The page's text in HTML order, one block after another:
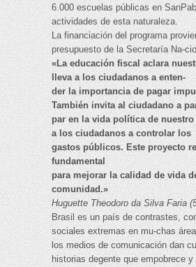
6.000 escuelas públicas en
actividades de esta naturaleza.
La financiación del programa
presupuesto de la Secretaría Na-
«La educación fiscal aclara
lleva a los ciudadanos a enten-
der la importancia de pagar
También invita al ciudadano a
par en la vida política de
a los ciudadanos a controlar los
gastos públicos. Este proyecto
fundamental
para mejorar la calidad de vida
comunidad.»
Huguette Theodoro da Silva Faria
Brasil es un país de contrastes,
sociales extremas en mu-chas
los medios de comunicación dan
historias degente que empobrece y